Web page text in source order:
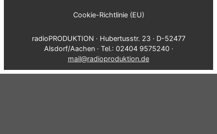
Cookie-Richtlinie (EU)
radioPRODUKTION · Hubertusstr. 23 · D-52477
Alsdorf/Aachen · Tel.: 02404 9575240 ·
mail@radioproduktion.de